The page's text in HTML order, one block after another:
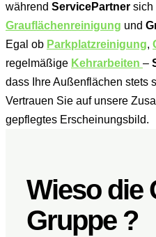
während ServicePartner sich
Grauflächenreinigung und
Egal ob Parkplatzreinigung,
regelmäßige Kehrarbeiten –
dass Ihre Außenflächen stets
Vertrauen Sie auf unsere
gepflegtes Erscheinungsbild.
Wieso die
Gruppe ?